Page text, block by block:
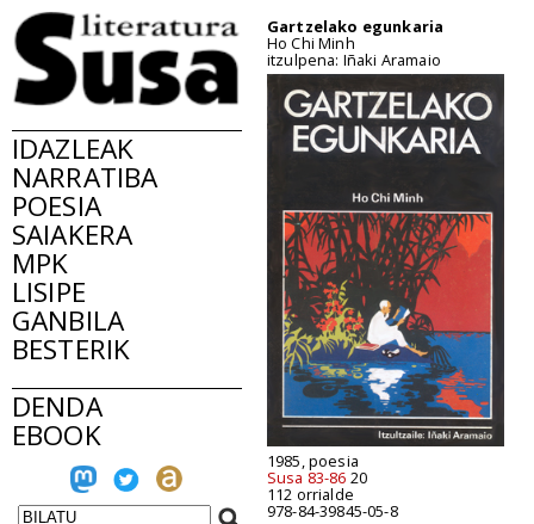
IDAZLEAK
NARRATIBA
POESIA
SAIAKERA
MPK
LISIPE
GANBILA
BESTERIK
DENDA
EBOOK
Gartzelako egunkaria
Ho Chi Minh
itzulpena: Iñaki Aramaio
1985, poesia
Susa 83-86 20
112 orrialde
978-84-39845-05-8